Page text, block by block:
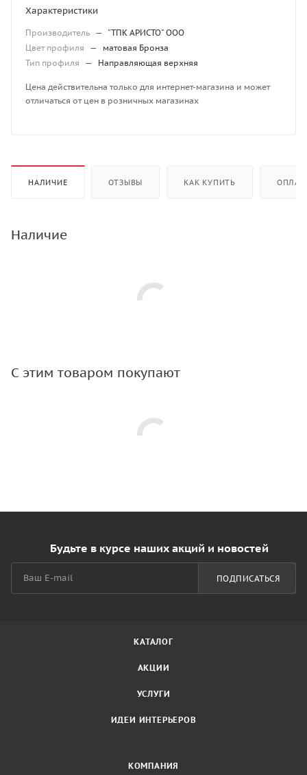
Характеристики
Производитель — "ТПК АРИСТО" ООО
Цвет профиля
—
матовая Бронза
Тип профиля
— Направляющая верхняя
Цена действительна только для интернет-магазина и может
отличаться от цен в розничных магазинах
НАЛИЧИЕ ОТЗЫВЫ КАК КУПИТЬ
Наличие
С этим товаром покупают
Будьте в курсе наших акций и новостей
ПОДПИСАТЬСЯ
КАТАЛОГ
АКЦИИ
УСЛУГИ
ИДЕИ ИНТЕРЬЕРОВ
КОМПАНИЯ